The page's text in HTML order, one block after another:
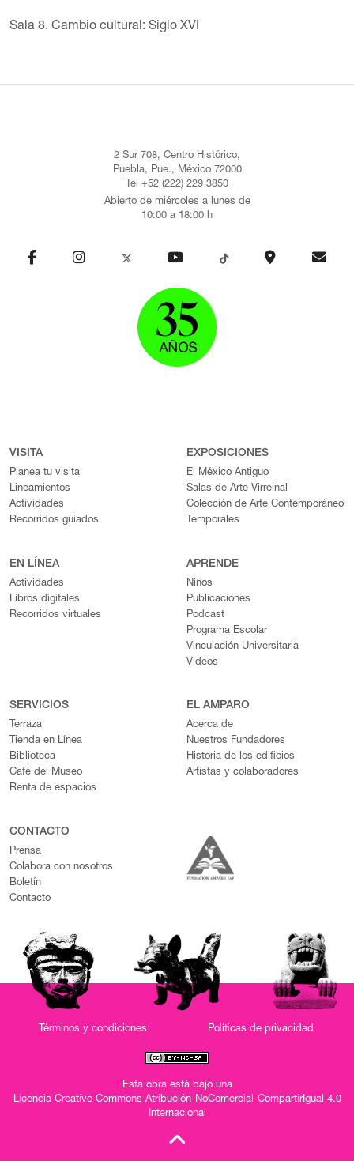
Sala 8. Cambio cultural: Siglo XVI
2 Sur 708, Centro Histórico,
Puebla, Pue., México 72000
Tel +52 (222) 229 3850
Abierto de miércoles a lunes de
10:00 a 18:00 h
VISITA
Planea tu visita
Lineamientos
Actividades
Recorridos guiados
EXPOSICIONES
El México Antiguo
Salas de Arte Virreinal
Colección de Arte Contemporáneo
Temporales
EN LÍNEA
Actividades
Libros digitales
Recorridos virtuales
APRENDE
Niños
Publicaciones
Podcast
Programa Escolar
Vinculación Universitaria
Videos
SERVICIOS
Terraza
Tienda en Línea
Biblioteca
Café del Museo
Renta de espacios
EL AMPARO
Acerca de
Nuestros Fundadores
Historia de los edificios
Artistas y colaboradores
CONTACTO
Prensa
Colabora con nosotros
Boletín
Contacto
Términos y condiciones Políticas de privacidad
Esta obra está bajo una
Licencia Creative Commons Atribución-NoComercial-CompartirIgual 4.0
Internacional